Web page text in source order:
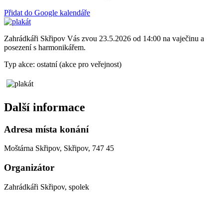
Přidat do Google kalendáře
Zahrádkáři Skřipov Vás zvou 23.5.2026 od 14:00 na vaječinu a
posezení s harmonikářem.
Typ akce: ostatní (akce pro veřejnost)
Další informace
Adresa místa konání
Moštárna Skřipov, Skřipov, 747 45
Organizátor
Zahrádkáři Skřipov, spolek